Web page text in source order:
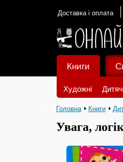
Доставка і оплата
Книги
Художні
Головна Книги
Увага,